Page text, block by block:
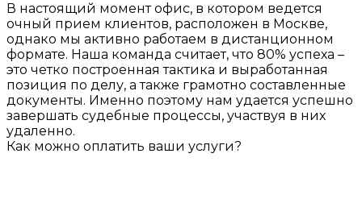
В настоящий момент офис, в котором ведется
очный прием клиентов, расположен в Москве,
однако мы активно работаем в дистанционном
формате. Наша команда считает, что 80% успеха –
это четко построенная тактика и выработанная
позиция по делу, а также грамотно составленные
документы. Именно поэтому нам удается успешно
завершать судебные процессы, участвуя в них
удаленно.
Как можно оплатить ваши услуги?